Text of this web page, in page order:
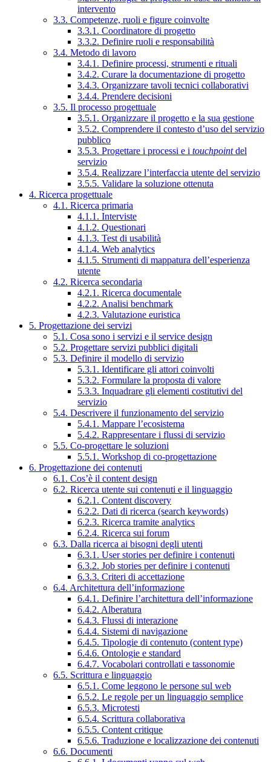
intervento
3.3. Competenze, ruoli e figure coinvolte
3.3.1. Coordinatore di progetto
3.3.2. Definire ruoli e responsabilità
3.4. Metodo di lavoro
3.4.1. Definire processi, strumenti e rituali
3.4.2. Curare la documentazione di progetto
3.4.3. Organizzare tavoli tecnici collaborativi
3.4.4. Prendere decisioni
3.5. Il processo progettuale
3.5.1. Organizzare il progetto e la sua gestione
3.5.2. Comprendere il contesto d’uso del servizio
pubblico
3.5.3. Progettare i processi e i touchpointdel
servizio
3.5.4. Realizzare l’interfaccia utente del servizio
3.5.5. Validare la soluzione ottenuta
4. Ricerca progettuale
4.1. Ricerca primaria
4.1.1. Interviste
4.1.2. Questionari
4.1.3. Test di usabilità
4.1.4. Web analytics
4.1.5. Strumenti di mappatura dell’esperienza
utente
4.2. Ricerca secondaria
4.2.1. Ricerca documentale
4.2.2. Analisi benchmark
4.2.3. Valutazione euristica
5. Progettazione dei servizi
5.1. Cosa sono i servizi e il service design
5.2. Progettare servizi pubblici digitali
5.3. Definire il modello di servizio
5.3.1. Identificare gli attori coinvolti
5.3.2. Formulare la proposta di valore
5.3.3. Inquadrare gli elementi costitutivi del
servizio
5.4. Descrivere il funzionamento del servizio
5.4.1. Mappare l’ecosistema
5.4.2. Rappresentare i flussi di servizio
5.5. Co-progettare le soluzioni
5.5.1. Workshop di co-progettazione
6. Progettazione dei contenuti
6.1. Cos’è il content design
6.2. Ricerca utente sui contenuti e il linguaggio
6.2.1. Content discovery
6.2.2. Dati di ricerca (search keywords)
6.2.3. Ricerca tramite analytics
6.2.4. Ricerca sui forum
6.3. Dalla ricerca ai bisogni degli utenti
6.3.1. User stories per definire i contenuti
6.3.2. Job stories per definire i contenuti
6.3.3. Criteri di accettazione
6.4. Architettura dell’informazione
6.4.1. Definire l’architettura dell’informazione
6.4.2. Alberatura
6.4.3. Flussi di interazione
6.4.4. Sistemi di navigazione
6.4.5. Tipologie di contenuto (content type)
6.4.6. Ontologie e standard
6.4.7. Vocabolari controllati e tassonomie
6.5. Scrittura e linguaggio
6.5.1. Come leggono le persone sul web
6.5.2. Le regole per un linguaggio semplice
6.5.3. Microtesti
6.5.4. Scrittura collaborativa
6.5.5. Content critique
6.5.6. Traduzione e localizzazione dei contenuti
6.6. Documenti